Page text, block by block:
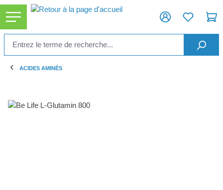
principal
ACIDES AMINÉS
Ignorer la galerie d'images